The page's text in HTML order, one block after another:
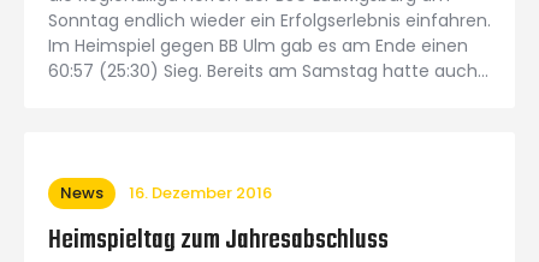
Sonntag endlich wieder ein Erfolgserlebnis einfahren.
Im Heimspiel gegen BB Ulm gab es am Ende einen
60:57 (25:30) Sieg. Bereits am Samstag hatte auch…
News 16. Dezember 2016
Heimspieltag zum Jahresabschluss